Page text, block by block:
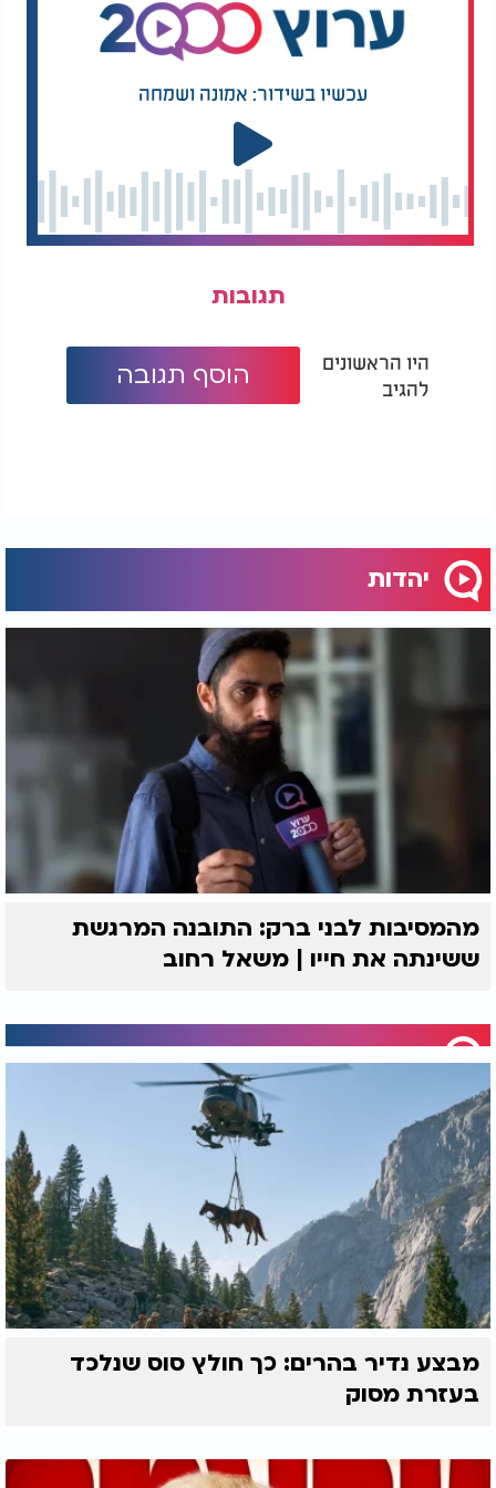
עכשיו בשידור: אמונה ושמחה
תגובות
היו הראשונים
להגיב
הוסף תגובה
יהדות
מהמסיבות לבני ברק: התובנה המרגשת
ששינתה את חייו | משאל רחוב
מבצע נדיר בהרים: כך חולץ סוס שנלכד
בעזרת מסוק